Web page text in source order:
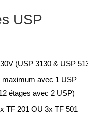
USP
(USP 3130 & USP
maximum avec 1 USP
étages avec 2 USP)
TF 201 OU 3x TF 501